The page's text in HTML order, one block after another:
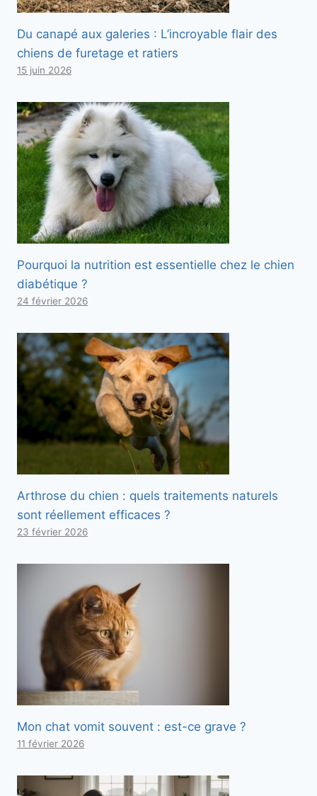
Du canapé aux galeries : L’incroyable flair des
chiens de furetage et ratiers
15 juin 2026
Pourquoi la nutrition est essentielle chez le chien
diabétique ?
24 février 2026
Arthrose du chien : quels traitements naturels
sont réellement efficaces ?
23 février 2026
Mon chat vomit souvent : est-ce grave ?
11 février 2026